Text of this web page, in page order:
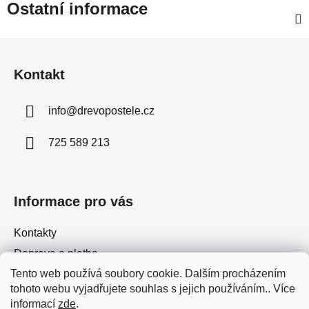
Tento web používá soubory cookie. Dalším procházením
tohoto webu vyjadřujete souhlas s jejich používáním.. Více
informací zde.
Ostatní informace
Kontakt
info@drevopostele.cz
725 589 213
Informace pro vás
Kontakty
Doprava a platba
Jak nakupovat
Obchodní podmínky